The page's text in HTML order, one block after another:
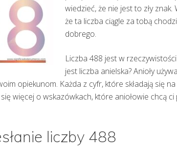
wiedzieć, że nie jest to zły
że ta liczba ciągle za tobą
dobrego.
Liczba 488 jest w
jest liczba anielska? Anioły
opiekunom. Każda z cyfr, które składają się
więcej o wskazówkach, które aniołowie chcą
liczby 488